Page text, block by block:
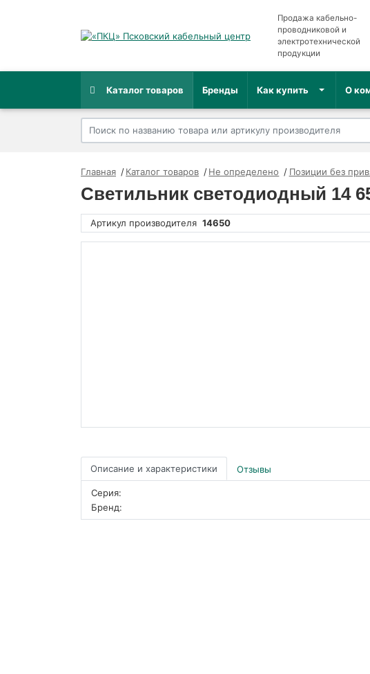
Продажа кабельно-
проводниковой и
электротехнической
продукции
Каталог товаров Бренды Как купить О
Главная Каталог товаров Не определено Позиции без
Светильник светодиодный 14
Артикул производителя 14650
Описание и характеристики Отзывы
Серия:
Бренд: